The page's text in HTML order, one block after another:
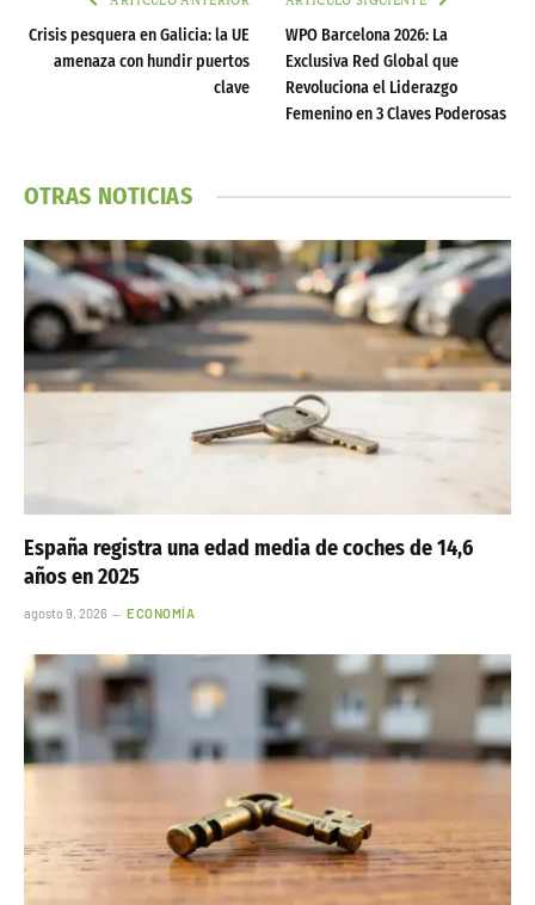
Crisis pesquera en Galicia: la UE
amenaza con hundir puertos
clave
WPO Barcelona 2026: La
Exclusiva Red Global que
Revoluciona el Liderazgo
Femenino en 3 Claves Poderosas
OTRAS NOTICIAS
España registra una edad media de coches de 14,6
años en 2025
agosto 9, 2026 ECONOMÍA